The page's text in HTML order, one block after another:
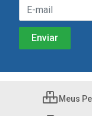
Meus